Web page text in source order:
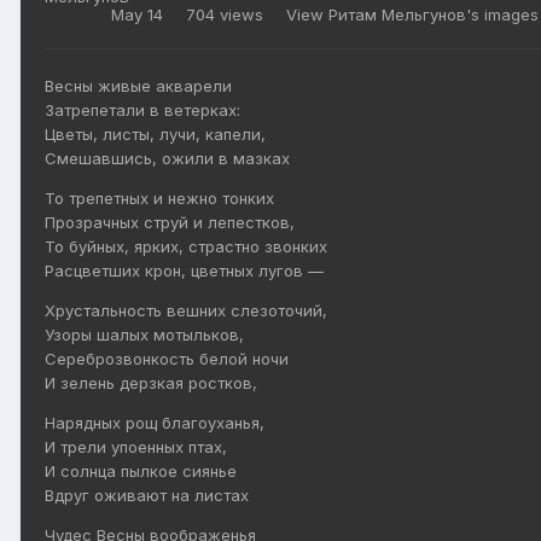
May 14 704 views View Ритам Мельгунов's images
Весны живые акварели
Затрепетали в ветерках:
Цветы, листы, лучи, капели,
Смешавшись, ожили в мазках
То трепетных и нежно тонких
Прозрачных струй и лепестков,
То буйных, ярких, страстно звонких
Расцветших крон, цветных лугов —
Хрустальность вешних слезоточий,
Узоры шалых мотыльков,
Сереброзвонкость белой ночи
И зелень дерзкая ростков,
Нарядных рощ благоуханья,
И трели упоенных птах,
И солнца пылкое сиянье
Вдруг оживают на листах
Чудес Весны воображенья